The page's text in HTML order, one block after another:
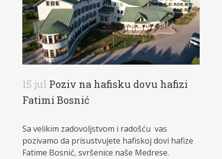
15 jul Poziv na hafisku dovu hafizi
Fatimi Bosnić
Sa velikim zadovoljstvom i radošću vas
pozivamo da prisustvujete hafiskoj dovi hafize
Fatime Bosnić, svršenice naše Medrese.